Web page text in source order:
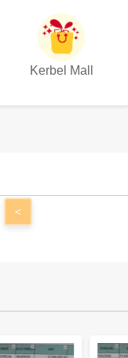
Kerbel Mall
<